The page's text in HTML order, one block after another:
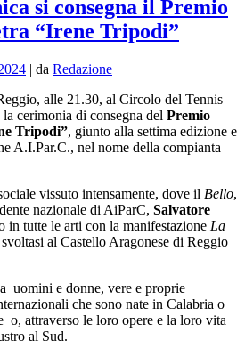
si consegna il Premio
“Irene Tripodi”
| da Redazione
alle 21.30, al Circolo del Tennis
cerimonia di consegna del Premio
Tripodi”, giunto alla settima edizione e
A.I.Par.C., nel nome della compianta
vissuto intensamente, dove il Bello,
nazionale di AiParC, Salvatore
in tutte le arti con la manifestazione La
svoltasi al Castello Aragonese di Reggio
uomini e donne, vere e proprie
che sono nate in Calabria o
o, attraverso le loro opere e la loro vita
al Sud.